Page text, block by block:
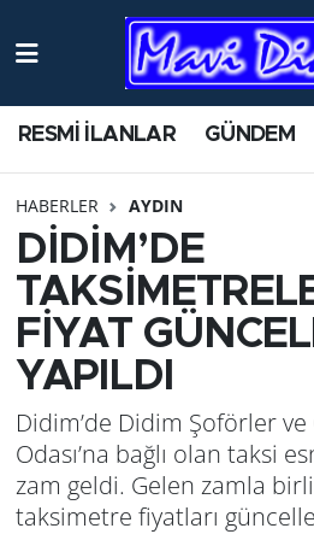
RESMİ İLANLAR GÜNDEM
HABERLER AYDIN
DİDİM’DE
FİYAT
YAPILDI
Didim’de Didim Şoförler
Odası’na bağlı olan taksi
zam geldi. Gelen zamla
taksimetre fiyatları
ANTİK YERLER
AYDIN
BİLİM VE TEKNOLOJİ
ÇEVRE
EĞİTİM
EKONOMİ
GENEL
Nöbetçi Eczaneler
Namaz Vakitleri
Trafik Durumu
Süper Lig Puan Durumu
Tüm Manşetler
Son Dakika Haberleri
Haber Arşivi